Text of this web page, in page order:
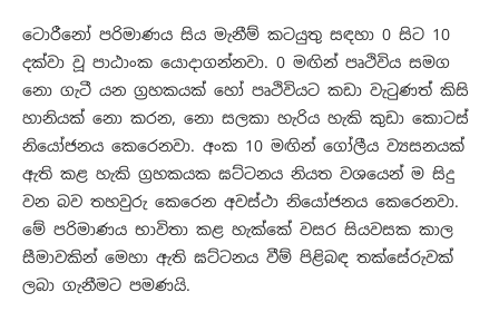
ටොරීනෝ පරිමාණය සිය මැනීම් කටයුතු සඳහා 0 සිට 10
දක්වා වූ පාඨාංක යොදාගන්නවා. 0 මඟින් පෘථිවිය සමග
නො ගැටී යන ග්‍රහකයක් හෝ පෘථිවියට කඩා වැටුණත් කිසි
හානියක් නො කරන, නො සලකා හැරිය හැකි කුඩා කොටස්
නියෝජනය කෙරෙනවා. අංක 10 මඟින් ගෝලීය ව්‍යසනයක්
ඇති කළ හැකි ග්‍රහකයක ඝට්ටනය නියත වශයෙන් ම සිදු
වන බව තහවුරු කෙරෙන අවස්ථා නියෝජනය කෙරෙනවා.
මේ පරිමාණය භාවිතා කළ හැක්කේ වසර සියවසක කාල
සීමාවකින් මෙහා ඇති ඝට්ටනය වීම් පිළිබඳ තක්සේරුවක්
ලබා ගැනීමට පමණයි.